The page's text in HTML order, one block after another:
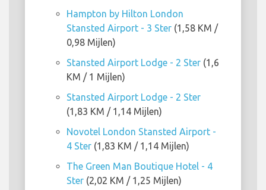
Hampton by Hilton London
Stansted Airport - 3 Ster (1,58 KM /
0,98 Mijlen)
Stansted Airport Lodge - 2 Ster (1,6
KM / 1 Mijlen)
Stansted Airport Lodge - 2 Ster
(1,83 KM / 1,14 Mijlen)
Novotel London Stansted Airport -
4 Ster (1,83 KM / 1,14 Mijlen)
The Green Man Boutique Hotel - 4
Ster (2,02 KM / 1,25 Mijlen)